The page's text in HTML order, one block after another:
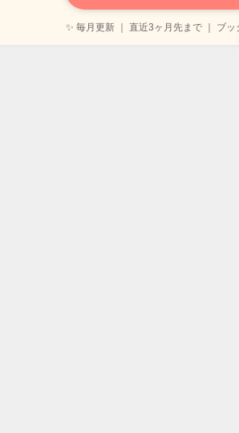
✨ 毎月更新 ｜ 直近3ヶ月先まで ｜ ブ